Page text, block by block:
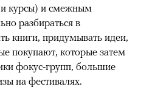
курсы) и смежным
разбираться в
книги, придумывать идеи,
покупают, которые затем
фокус-групп, большие
на фестивалях.